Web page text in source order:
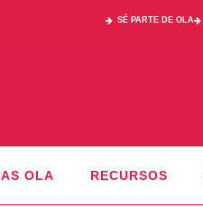
SÉ PARTE DE OLA
OLA RECURSOS